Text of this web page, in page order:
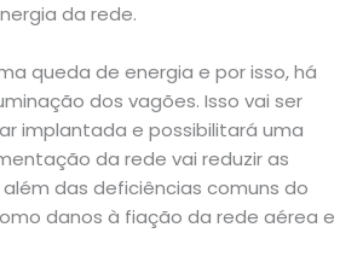
da rede.
queda de energia e por isso, há
dos vagões. Isso vai ser
implantada e possibilitará uma
da rede vai reduzir as
das deficiências comuns do
danos à fiação da rede aérea e